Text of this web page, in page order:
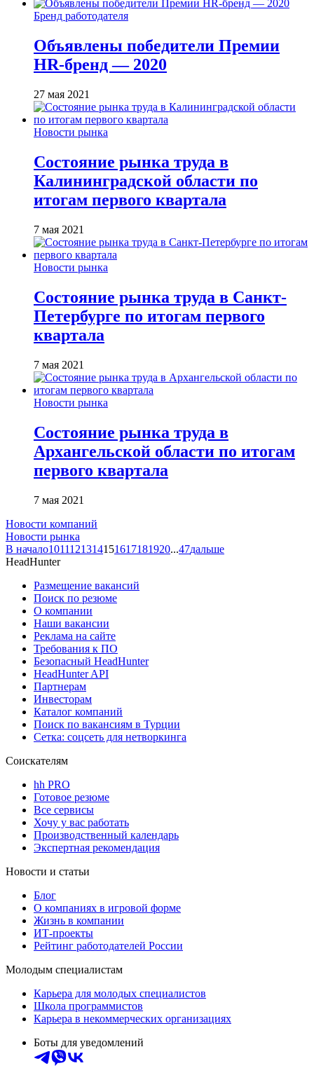
Бренд работодателя
Объявлены победители Премии
HR-бренд — 2020
27 мая 2021
Новости рынка
Состояние рынка труда в
Калининградской области по
итогам первого квартала
7 мая 2021
Новости рынка
Состояние рынка труда в Санкт-
Петербурге по итогам первого
квартала
7 мая 2021
Новости рынка
Состояние рынка труда в
Архангельской области по итогам
первого квартала
7 мая 2021
Новости компаний
Новости рынка
В начало1011121314151617181920...47дальше
HeadHunter
Размещение вакансий
Поиск по резюме
О компании
Наши вакансии
Реклама на сайте
Требования к ПО
Безопасный HeadHunter
HeadHunter API
Партнерам
Инвесторам
Каталог компаний
Поиск по вакансиям в Турции
Сетка: соцсеть для нетворкинга
Соискателям
hh PRO
Готовое резюме
Все сервисы
Хочу у вас работать
Производственный календарь
Экспертная рекомендация
Новости и статьи
Блог
О компаниях в игровой форме
Жизнь в компании
ИТ-проекты
Рейтинг работодателей России
Молодым специалистам
Карьера для молодых специалистов
Школа программистов
Карьера в некоммерческих организациях
Боты для уведомлений